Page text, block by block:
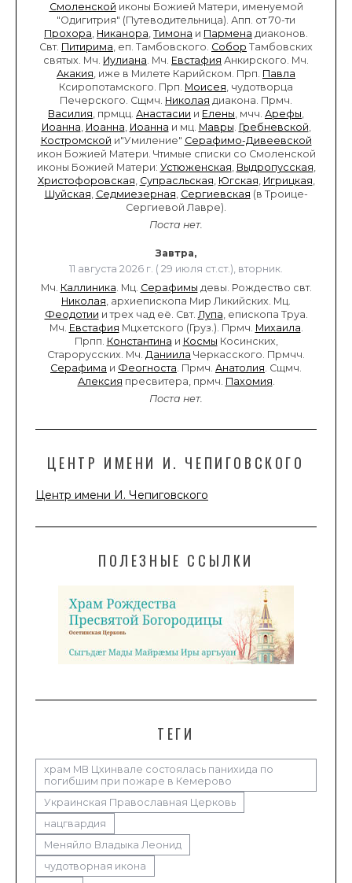
Смоленской иконы Божией Матери, именуемой
"Одигитрия" (Путеводительница). Апп. от 70-ти
Прохора, Никанора, Тимона и Пармена диаконов.
Свт. Питирима, еп. Тамбовского. Собор Тамбовских
святых. Мч. Иулиана. Мч. Евстафия Анкирского. Мч.
Акакия, иже в Милете Карийском. Прп. Павла
Ксиропотамского. Прп. Моисея, чудотворца
Печерского. Сщмч. Николая диакона. Прмч.
Василия, прмцц. Анастасии и Елены, мчч. Арефы,
Иоанна, Иоанна, Иоанна и мц. Мавры. Гребневской,
Костромской и"Умиление" Серафимо-Дивеевской
икон Божией Матери. Чтимые списки со Смоленской
иконы Божией Матери: Устюженская, Выдропусская,
Христофоровская, Супрасльская, Югская, Игрицкая,
Шуйская, Седмиезерная, Сергиевская (в Троице-
Сергиевой Лавре).
Поста нет.
Завтра,
11 августа 2026 г. ( 29 июля ст.ст.), вторник.
Мч. Каллиника. Мц. Серафимы девы. Рождество свт.
Николая, архиепископа Мир Ликийских. Мц.
Феодотии и трех чад её. Свт. Лупа, епископа Труа.
Мч. Евстафия Мцхетского (Груз.). Прмч. Михаила.
Прпп. Константина и Космы Косинских,
Старорусских. Мч. Даниила Черкасского. Прмчч.
Серафима и Феогноста. Прмч. Анатолия. Сщмч.
Алексия пресвитера, прмч. Пахомия.
Поста нет.
ЦЕНТР ИМЕНИ И. ЧЕПИГОВСКОГО
Центр имени И. Чепиговского
ПОЛЕЗНЫЕ ССЫЛКИ
ТЕГИ
храм МВ Цхинвале состоялась панихида по
погибшим при пожаре в Кемерово
Украинская Православная Церковь
нацгвардия
Меняйло Владыка Леонид
чудотворная икона